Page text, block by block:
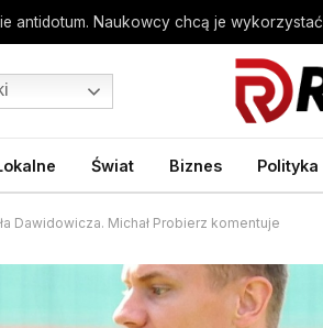
antidotum. Naukowcy chcą je wykorzystać
Świat Biznes Polityka
Dawidowicza. Michał Probierz komentuje